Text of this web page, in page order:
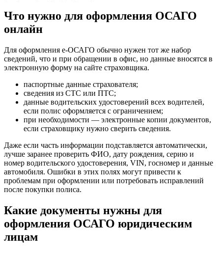
Что нужно для оформления ОСАГО
онлайн
Для оформления е-ОСАГО обычно нужен тот же набор
сведений, что и при обращении в офис, но данные вносятся в
электронную форму на сайте страховщика.
паспортные данные страхователя;
сведения из СТС или ПТС;
данные водительских удостоверений всех водителей,
если полис оформляется с ограничением;
при необходимости — электронные копии документов,
если страховщику нужно сверить сведения.
Даже если часть информации подставляется автоматически,
лучше заранее проверить ФИО, дату рождения, серию и
номер водительского удостоверения, VIN, госномер и данные
автомобиля. Ошибки в этих полях могут привести к
проблемам при оформлении или потребовать исправлений
после покупки полиса.
Какие документы нужны для
оформления ОСАГО юридическим
лицам